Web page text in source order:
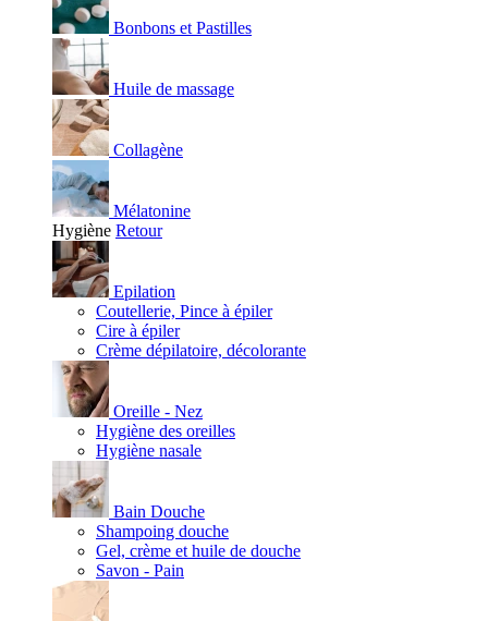
Bonbons et Pastilles
Huile de massage
Collagène
Mélatonine
Hygiène Retour
Epilation
Coutellerie, Pince à épiler
Cire à épiler
Crème dépilatoire, décolorante
Oreille - Nez
Hygiène des oreilles
Hygiène nasale
Bain Douche
Shampoing douche
Gel, crème et huile de douche
Savon - Pain